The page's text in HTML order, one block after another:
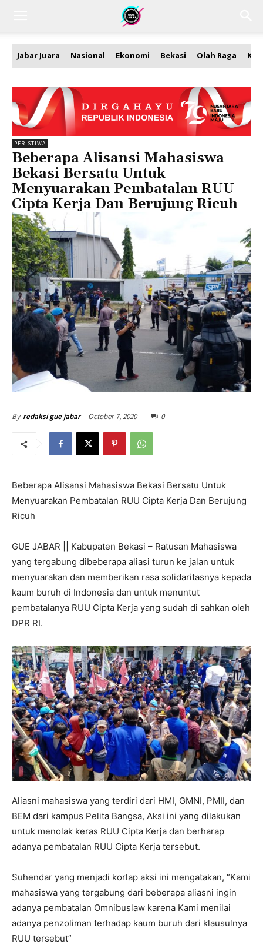
Jabar Juara Nasional Ekonomi Bekasi Olah Raga
PERISTIWA
Beberapa Alisansi Mahasiswa
Bekasi Bersatu Untuk
Menyuarakan Pembatalan RUU
Cipta Kerja Dan Berujung Ricuh
By redaksi gue jabar October 7, 2020 0
Beberapa Alisansi Mahasiswa Bekasi Bersatu Untuk
Menyuarakan Pembatalan RUU Cipta Kerja Dan Berujung
Ricuh
GUE JABAR || Kabupaten Bekasi – Ratusan Mahasiswa
yang tergabung dibeberapa aliasi turun ke jalan untuk
menyuarakan dan memberikan rasa solidaritasnya kepada
kaum buruh di Indonesia dan untuk menuntut
pembatalanya RUU Cipta Kerja yang sudah di sahkan oleh
DPR RI.
Aliasni mahasiswa yang terdiri dari HMI, GMNI, PMII, dan
BEM dari kampus Pelita Bangsa, Aksi ini yang dilakukan
untuk menolak keras RUU Cipta Kerja dan berharap
adanya pembatalan RUU Cipta Kerja tersebut.
Suhendar yang menjadi korlap aksi ini mengatakan, “Kami
mahasiswa yang tergabung dari beberapa aliasni ingin
adanya pembatalan Omnibuslaw karena Kami menilai
adanya penzoliman terhadap kaum buruh dari klausulnya
RUU tersebut”